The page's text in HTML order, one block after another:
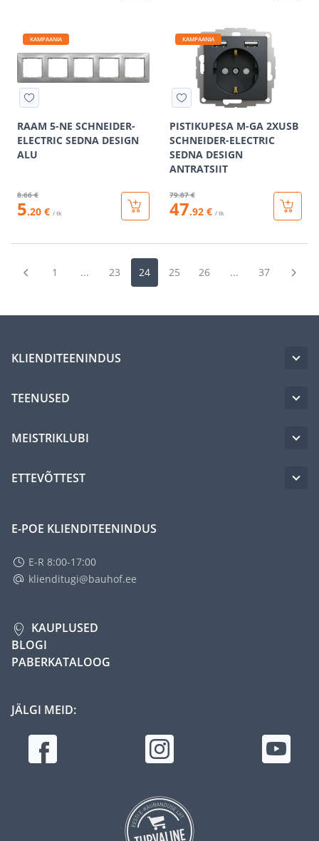
KAMPAANIA
RAAM 5-NE SCHNEIDER-
ELECTRIC SEDNA DESIGN
ALU
8.66 €
5.20 € / tk
KAMPAANIA
PISTIKUPESA M-GA 2XUSB
SCHNEIDER-ELECTRIC
SEDNA DESIGN
ANTRATSIIT
79.87 €
47.92 € / tk
1 ... 23 24 25 26 ... 37
KLIENDITEENINDUS
TEENUSED
MEISTRIKLUBI
ETTEVÕTTEST
E-POE KLIENDITEENINDUS
E-R 8:00-17:00
klienditugi@bauhof.ee
KAUPLUSED
BLOGI
PABERKATALOOG
JÄLGI MEID: